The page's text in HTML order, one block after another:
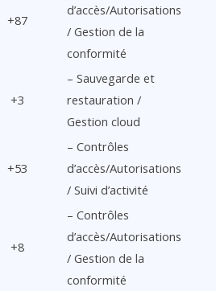
+87
d’accès/Autorisations
/ Gestion de la
conformité
+3
– Sauvegarde et
restauration /
Gestion cloud
+53
– Contrôles
d’accès/Autorisations
/ Suivi d’activité
+8
– Contrôles
d’accès/Autorisations
/ Gestion de la
conformité